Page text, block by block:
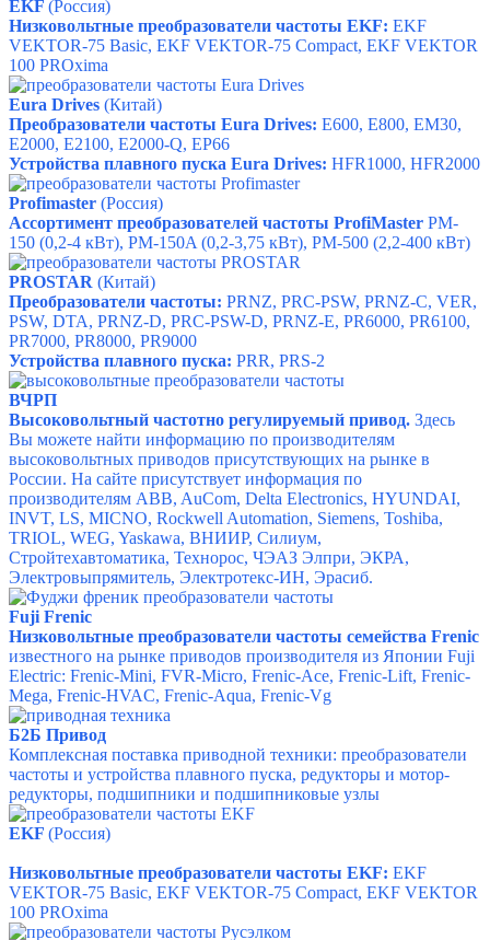
EKF (Россия)
Низковольтные преобразователи частоты EKF: EKF
VEKTOR-75 Basic, EKF VEKTOR-75 Compact, EKF VEKTOR
100 PROxima
Eura Drives (Китай)
Преобразователи частоты Eura Drives: E600, E800, EM30,
E2000, E2100, E2000-Q, EP66
Устройства плавного пуска Eura Drives: HFR1000, HFR2000
Profimaster (Россия)
Ассортимент преобразователей частоты ProfiMaster PM-
150 (0,2-4 кВт), PM-150A (0,2-3,75 кВт), PM-500 (2,2-400 кВт)
PROSTAR (Китай)
Преобразователи частоты: PRNZ, PRC-PSW, PRNZ-C, VER,
PSW, DTA, PRNZ-D, PRC-PSW-D, PRNZ-E, PR6000, PR6100,
PR7000, PR8000, PR9000
Устройства плавного пуска: PRR, PRS-2
ВЧРП
Высоковольтный частотно регулируемый привод. Здесь
Вы можете найти информацию по производителям
высоковольтных приводов присутствующих на рынке в
России. На сайте присутствует информация по
производителям ABB, AuСom, Delta Electronics, HYUNDAI,
INVT, LS, MICNO, Rockwell Automation, Siemens, Toshiba,
TRIOL, WEG, Yaskawa, ВНИИР, Силиум,
Стройтехавтоматика, Технорос, ЧЭАЗ Элпри, ЭКРА,
Электровыпрямитель, Электротекс-ИН, Эрасиб.
Fuji Frenic
Низковольтные преобразователи частоты семейства Frenic
известного на рынке приводов производителя из Японии Fuji
Electric: Frenic-Mini, FVR-Micro, Frenic-Ace, Frenic-Lift, Frenic-
Mega, Frenic-HVAC, Frenic-Aqua, Frenic-Vg
Б2Б Привод
Комплексная поставка приводной техники: преобразователи
частоты и устройства плавного пуска, редукторы и мотор-
редукторы, подшипники и подшипниковые узлы
EKF (Россия)
Низковольтные преобразователи частоты EKF: EKF
VEKTOR-75 Basic, EKF VEKTOR-75 Compact, EKF VEKTOR
100 PROxima